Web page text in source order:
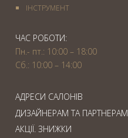
IНСТРУМЕНТ
ЧАС РОБОТИ:
Пн.- пт.: 10:00 – 18:00
Сб.: 10:00 – 14:00
АДРЕСИ САЛОНІВ
ДИЗАЙНЕРАМ ТА ПАРТНЕРАМ
АКЦІЇ. ЗНИЖКИ